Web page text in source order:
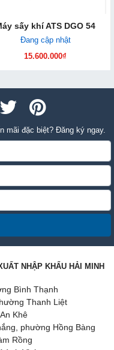
sấy khí ATS DGO 54
Đang cập nhật
15.600.000₫
mãi đặc biệt? Đăng ký ngay.
NHẬP KHẨU HẢI MINH
Bình Thạnh
Thanh Liệt
Khê
phường Hồng Bàng
Rồng